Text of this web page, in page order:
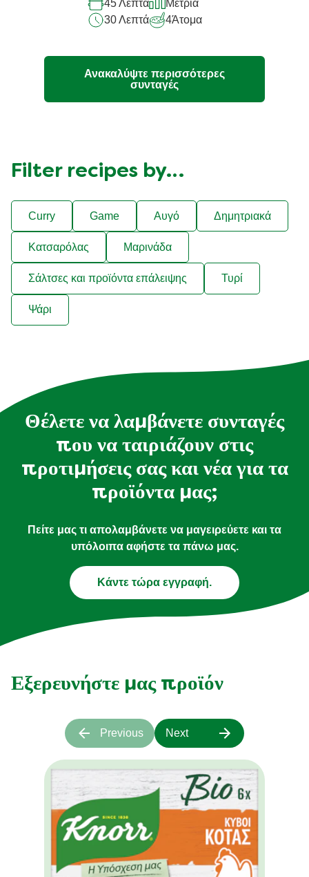
recipe
45 Λεπτά
Μέτρια
30 Λεπτά
4Άτομα
Ανακαλύψτε περισσότερες
συνταγές
Filter recipes by…
Curry Game Αυγό Δημητριακά
Κατσαρόλας Μαρινάδα
Σάλτσες και προϊόντα επάλειψης Τυρί
Ψάρι
Θέλετε να λαμβάνετε συνταγές
που να ταιριάζουν στις
προτιμήσεις σας και νέα για τα
προϊόντα μας;
Πείτε μας τι απολαμβάνετε να μαγειρεύετε και τα
υπόλοιπα αφήστε τα πάνω μας.
Κάντε τώρα εγγραφή.
Εξερευνήστε μας προϊόν
Previous Next